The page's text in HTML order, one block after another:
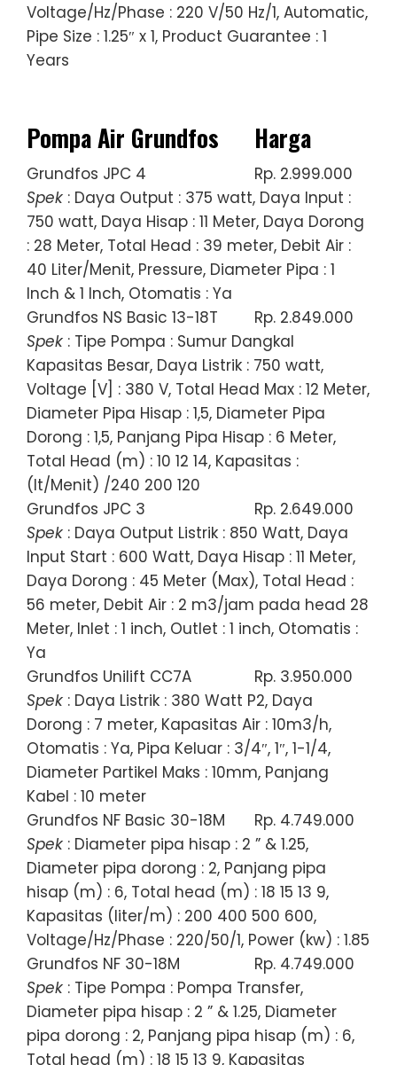
Voltage/Hz/Phase : 220 V/50 Hz/1, Automatic,
Pipe Size : 1.25″ x 1, Product Guarantee : 1
Years
Pompa Air Grundfos Harga
Grundfos JPC 4
Rp. 2.999.000
Spek : Daya Output : 375 watt, Daya Input :
750 watt, Daya Hisap : 11 Meter, Daya Dorong
: 28 Meter, Total Head : 39 meter, Debit Air :
40 Liter/Menit, Pressure, Diameter Pipa : 1
Inch & 1 Inch, Otomatis : Ya
Grundfos NS Basic 13-18T
Rp. 2.849.000
Spek : Tipe Pompa : Sumur Dangkal
Kapasitas Besar, Daya Listrik : 750 watt,
Voltage [V] : 380 V, Total Head Max : 12 Meter,
Diameter Pipa Hisap : 1,5, Diameter Pipa
Dorong : 1,5, Panjang Pipa Hisap : 6 Meter,
Total Head (m) : 10 12 14, Kapasitas :
(lt/Menit) /240 200 120
Grundfos JPC 3
Rp. 2.649.000
Spek : Daya Output Listrik : 850 Watt, Daya
Input Start : 600 Watt, Daya Hisap : 11 Meter,
Daya Dorong : 45 Meter (Max), Total Head :
56 meter, Debit Air : 2 m3/jam pada head 28
Meter, Inlet : 1 inch, Outlet : 1 inch, Otomatis :
Ya
Grundfos Unilift CC7A
Rp. 3.950.000
Spek : Daya Listrik : 380 Watt P2, Daya
Dorong : 7 meter, Kapasitas Air : 10m3/h,
Otomatis : Ya, Pipa Keluar : 3/4″, 1″, 1-1/4,
Diameter Partikel Maks : 10mm, Panjang
Kabel : 10 meter
Grundfos NF Basic 30-18M
Rp. 4.749.000
Spek : Diameter pipa hisap : 2 ” & 1.25,
Diameter pipa dorong : 2, Panjang pipa
hisap (m) : 6, Total head (m) : 18 15 13 9,
Kapasitas (liter/m) : 200 400 500 600,
Voltage/Hz/Phase : 220/50/1, Power (kw) : 1.85
Grundfos NF 30-18M
Rp. 4.749.000
Spek : Tipe Pompa : Pompa Transfer,
Diameter pipa hisap : 2 ” & 1.25, Diameter
pipa dorong : 2, Panjang pipa hisap (m) : 6,
Total head (m) : 18 15 13 9, Kapasitas